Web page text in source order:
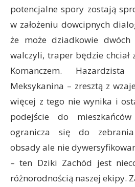
potencjalne spory zostają
w założeniu dowcipnych
że może dziadkowie
walczyli, traper będzie chciał
Komanczem.
Meksykanina – zresztą z
więcej z tego nie wynika i
podejście do
ogranicza się do zebrania
obsady ale nie
– ten Dziki Zachód jest
różnorodnością naszej ekipy.